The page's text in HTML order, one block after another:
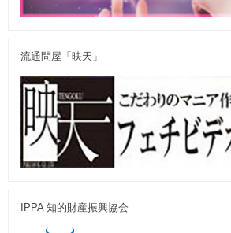
流通問屋「映天」
IPPA 知的財産振興協会